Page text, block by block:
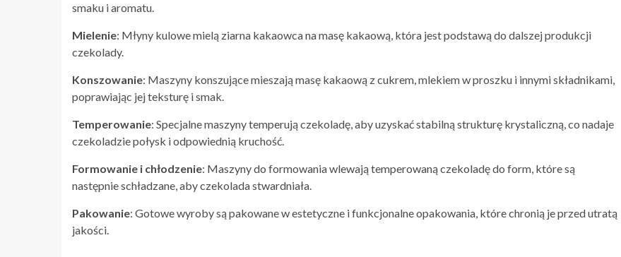
smaku i aromatu.
Mielenie: Młyny kulowe mielą ziarna kakaowca na masę kakaową, która jest podstawą do dalszej produkcji
czekolady.
Konszowanie: Maszyny konszujące mieszają masę kakaową z cukrem, mlekiem w proszku i innymi składnikami,
poprawiając jej teksturę i smak.
Temperowanie: Specjalne maszyny temperują czekoladę, aby uzyskać stabilną strukturę krystaliczną, co nadaje
czekoladzie połysk i odpowiednią kruchość.
Formowanie i chłodzenie: Maszyny do formowania wlewają temperowaną czekoladę do form, które są
następnie schładzane, aby czekolada stwardniała.
Pakowanie: Gotowe wyroby są pakowane w estetyczne i funkcjonalne opakowania, które chronią je przed utratą
jakości.